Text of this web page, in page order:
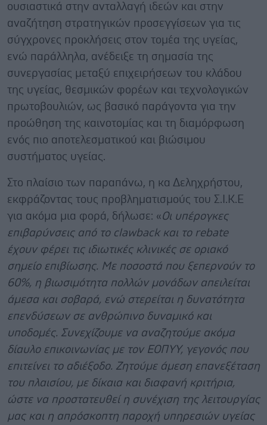
ουσιαστικά στην ανταλλαγή ιδεών και στην
αναζήτηση στρατηγικών προσεγγίσεων για τις
σύγχρονες προκλήσεις στον τομέα της υγείας,
ενώ παράλληλα, ανέδειξε τη σημασία της
συνεργασίας μεταξύ επιχειρήσεων του κλάδου
της υγείας, θεσμικών φορέων και τεχνολογικών
πρωτοβουλιών, ως βασικό παράγοντα για την
προώθηση της καινοτομίας και τη διαμόρφωση
ενός πιο αποτελεσματικού και βιώσιμου
συστήματος υγείας.
Στο πλαίσιο των παραπάνω, η κα Δεληχρήστου,
εκφράζοντας τους προβληματισμούς του Σ.Ι.Κ.Ε
για ακόμα μια φορά, δήλωσε: «Οι υπέρογκες
επιβαρύνσεις από το clawback και το rebate
έχουν φέρει τις ιδιωτικές κλινικές σε οριακό
σημείο επιβίωσης. Με ποσοστά που ξεπερνούν το
60%, η βιωσιμότητα πολλών μονάδων απειλείται
άμεσα και σοβαρά, ενώ στερείται η δυνατότητα
επενδύσεων σε ανθρώπινο δυναμικό και
υποδομές. Συνεχίζουμε να αναζητούμε ακόμα
δίαυλο επικοινωνίας με τον ΕΟΠΥΥ, γεγονός που
επιτείνει το αδιέξοδο. Ζητούμε άμεση επανεξέταση
του πλαισίου, με δίκαια και διαφανή κριτήρια,
ώστε να προστατευθεί η συνέχιση της λειτουργίας
μας και η απρόσκοπτη παροχή υπηρεσιών υγείας